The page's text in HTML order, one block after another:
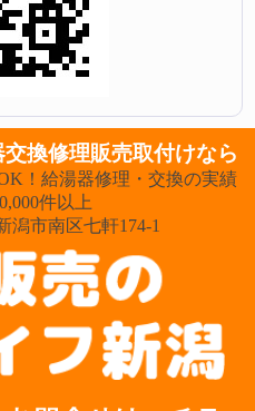
換修理販売取付けなら
！給湯器修理・交換の実績
件以上
潟市南区七軒174-1